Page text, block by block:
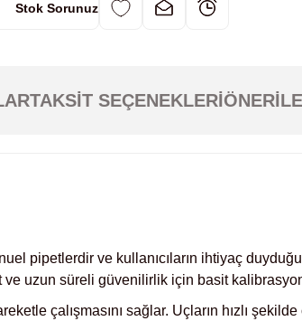
Stok Sorunuz
TAKSIT SEÇENEKLERI
pipetlerdir ve kullanıcıların ihtiyaç
ve uzun süreli güvenilirlik için basit
çalışmasını sağlar. Uçların hızlı